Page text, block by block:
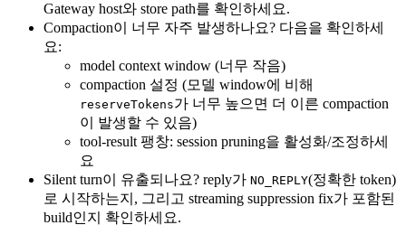
Gateway host와 store path를 확인하세요.
Compaction이 너무 자주 발생하나요? 다음을 확인하세
요:
model context window (너무 작음)
compaction 설정 (모델 window에 비해
reserveTokens가 너무 높으면 더 이른 compaction
이 발생할 수 있음)
tool-result 팽창: session pruning을 활성화/조정하세
요
Silent turn이 유출되나요? reply가 NO_REPLY(정확한 token)
로 시작하는지, 그리고 streaming suppression fix가 포함된
build인지 확인하세요.